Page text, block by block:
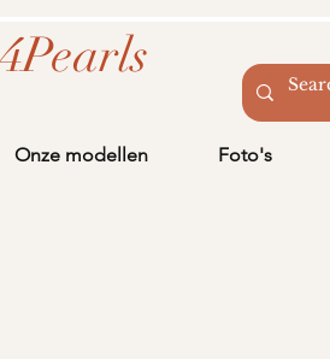
Onze modellen Foto's